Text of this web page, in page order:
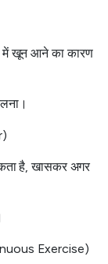
में खून आने का कारण
है, खासकर अगर
Exercise)